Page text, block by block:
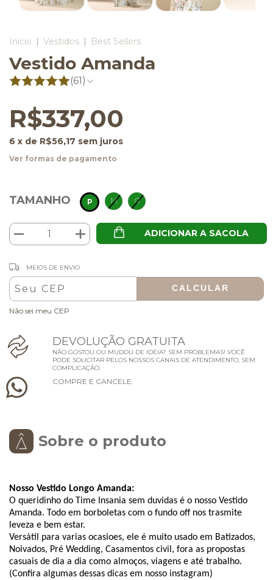
Início | Vestidos | Best Sellers
Vestido Amanda
(61)
R$337,00
6 x de R$56,17 sem juros
Ver formas de pagamento
TAMANHO P M G
ADICIONAR A SACOLA
Entregas para o CEP:
MEIOS DE ENVIO
CALCULAR
Não sei meu CEP
DEVOLUÇÃO GRATUITA
NÃO GOSTOU OU MUDOU DE IDEIA? SEM PROBLEMAS! VOCÊ
PODE SOLICITAR PELOS NOSSOS CANAIS DE ATENDIMENTO, SEM
COMPLICAÇÃO.
COMPRE E CANCEL E
Sobre o produto
Nosso Vestido Longo Amanda:
O queridinho do Time Insania sem duvidas é o nosso Vestido
Amanda. Todo em borboletas com o fundo off nos trasmite
leveza e bem estar.
Versátil para varias ocasioes, ele é muito usado em Batizados,
Noivados, Pré Wedding, Casamentos civil, fora as propostas
casuais de dia a dia como almoços, viagens e até trabalho.
(Confira algumas dessas dicas em nosso instagram)